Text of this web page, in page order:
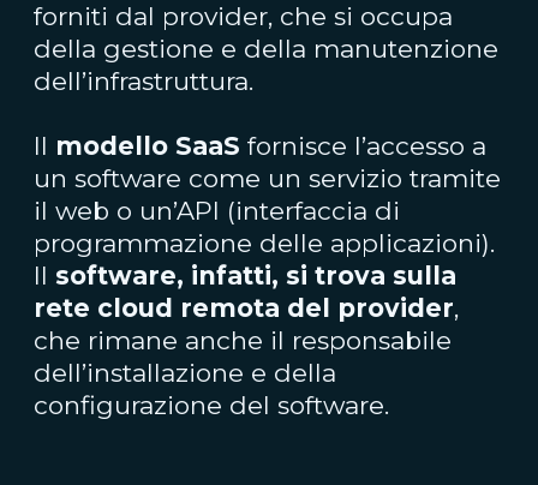
forniti dal provider, che si occupa
della gestione e della manutenzione
dell’infrastruttura.
Il modello SaaS fornisce l’accesso a
un software come un servizio tramite
il web o un’API (interfaccia di
programmazione delle applicazioni).
Il software, infatti, si trova sulla
rete cloud remota del provider,
che rimane anche il responsabile
dell’installazione e della
configurazione del software.